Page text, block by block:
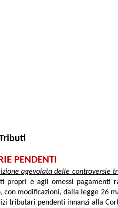
PENDENTI
agevolata delle controversie
e agli omessi pagamenti
modificazioni, dalla legge 26
tributari pendenti innanzi alla